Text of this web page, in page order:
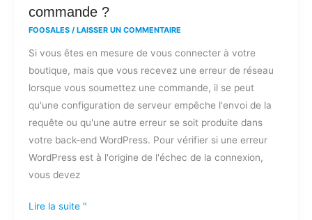
commande ?
FOOSALES / LAISSER UN COMMENTAIRE
Si vous êtes en mesure de vous connecter à votre
boutique, mais que vous recevez une erreur de réseau
lorsque vous soumettez une commande, il se peut
qu'une configuration de serveur empêche l'envoi de la
requête ou qu'une autre erreur se soit produite dans
votre back-end WordPress. Pour vérifier si une erreur
WordPress est à l'origine de l'échec de la connexion,
vous devez
reçois
une
erreur
de
réseau
lorsque
je
soumets
commande
Lire la suite "